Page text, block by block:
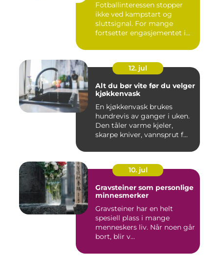
Fotballinteressen stopper
ikke ved kampstart og
sluttsignal. For mange
fortsetter engasjementet i
12. jul
Alt du bør vite før du velger
kjøkkenvask
En kjøkkenvask brukes
hundrevis av ganger i uken.
Den tåler varme kjeler,
skarpe kniver, vannsprut f...
10. jul
Gravsteiner som personlige
minnesmerker
Gravsteiner har en helt
spesiell plass i mange
menneskers liv. Når noen går
bort, blir v...